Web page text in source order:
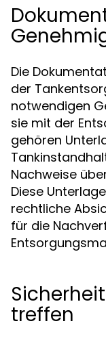
Die
der
notwendigen
sie mit der
gehören
Nachweise
Diese
rechtliche
für die
treffen